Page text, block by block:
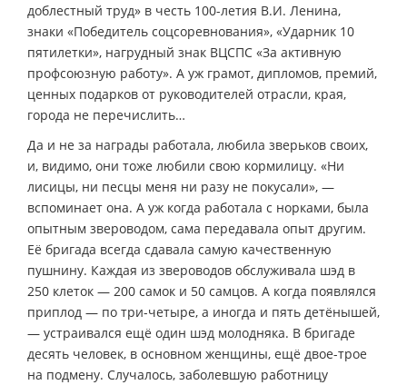
доблестный труд» в честь 100-летия В.И. Ленина,
знаки «Победитель соцсоревнования», «Ударник 10
пятилетки», нагрудный знак ВЦСПС «За активную
профсоюзную работу». А уж грамот, дипломов, премий,
ценных подарков от руководителей отрасли, края,
города не перечислить…
Да и не за награды работала, любила зверьков своих,
и, видимо, они тоже любили свою кормилицу. «Ни
лисицы, ни песцы меня ни разу не покусали», —
вспоминает она. А уж когда работала с норками, была
опытным звероводом, сама передавала опыт другим.
Её бригада всегда сдавала самую качественную
пушнину. Каждая из звероводов обслуживала шэд в
250 клеток — 200 самок и 50 самцов. А когда появлялся
приплод — по три-четыре, а иногда и пять детёнышей,
— устраивался ещё один шэд молодняка. В бригаде
десять человек, в основном женщины, ещё двое-трое
на подмену. Случалось, заболевшую работницу